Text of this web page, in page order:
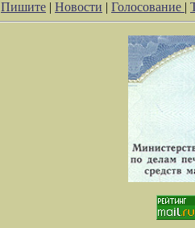
Пишите | Новости | Голосование |